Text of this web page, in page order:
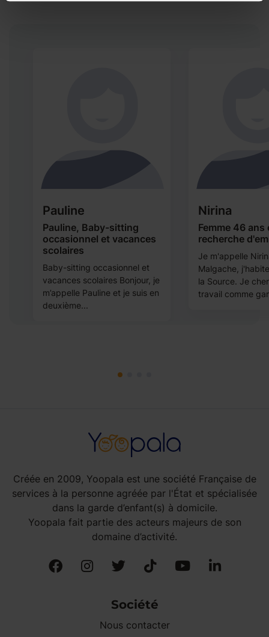
Pauline
Pauline, Baby-sitting
occasionnel et vacances
scolaires
Baby-sitting occasionnel et
vacances scolaires Bonjour, je
m’appelle Pauline et je suis en
deuxième...
Nirina
Femme 46 ans
recherche
Je m'appelle
Malgache,
la Source. Je
travail comme
Créée en 2009, Yoopala est une société Française de
services à la personne agréée par l'État et spécialisée
dans la garde d’enfant(s) à domicile.
Yoopala fait partie des acteurs majeurs de son
domaine d’activité.
Société
Nous contacter